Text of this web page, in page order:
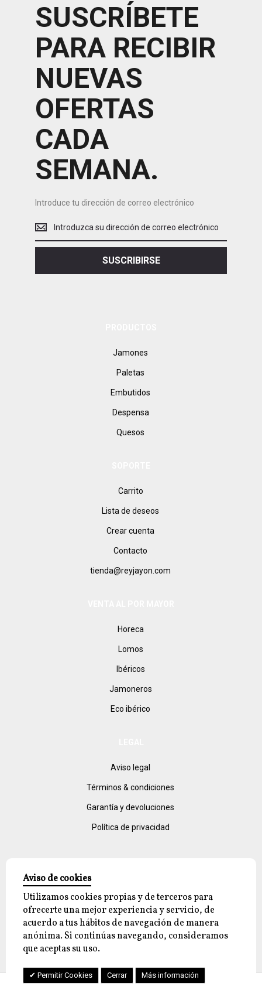
SUSCRÍBETE
PARA RECIBIR
NUEVAS
OFERTAS
CADA
SEMANA.
Introduce tu dirección de correo electrónico
tu
dirección
SUSCRIBIRSE
Jamones
Paletas
Embutidos
Despensa
Quesos
Carrito
Lista de deseos
Crear cuenta
Contacto
tienda@reyjayon.com
Horeca
Lomos
Ibéricos
Jamoneros
Eco ibérico
Aviso legal
Términos & condiciones
Garantía y devoluciones
Política de privacidad
© 2026 reyjayon.com, All Rights Reserved.
Aviso de cookies
Utilizamos cookies propias y de terceros para
ofrecerte una mejor experiencia y servicio, de
acuerdo a tus hábitos de navegación de manera
anónima. Si continúas navegando, consideramos
que aceptas su uso.
Permitir Cookies Cerrar Más información